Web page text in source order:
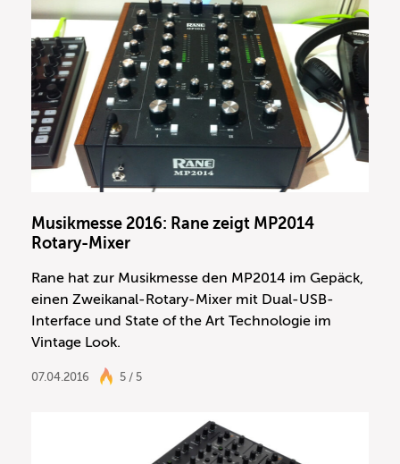
Musikmesse 2016: Rane zeigt MP2014
Rotary-Mixer
Rane hat zur Musikmesse den MP2014 im Gepäck,
einen Zweikanal-Rotary-Mixer mit Dual-USB-
Interface und State of the Art Technologie im
Vintage Look.
07.04.2016 5 / 5